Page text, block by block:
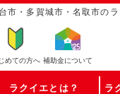
市・多賀城市・名取市の
めての方へ 補助金について
ラクイエとは？ ラ